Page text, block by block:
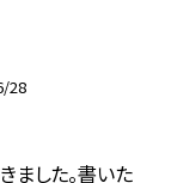
28
ました。書いた